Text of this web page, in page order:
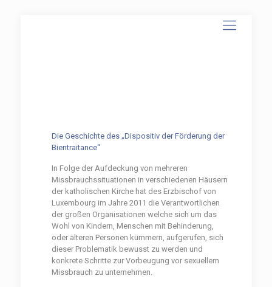
Die Geschichte des „Dispositiv der Förderung der
Bientraitance“
In Folge der Aufdeckung von mehreren
Missbrauchssituationen in verschiedenen Häusern
der katholischen Kirche hat des Erzbischof von
Luxembourg im Jahre 2011 die Verantwortlichen
der großen Organisationen welche sich um das
Wohl von Kindern, Menschen mit Behinderung,
oder älteren Personen kümmern, aufgerufen, sich
dieser Problematik bewusst zu werden und
konkrete Schritte zur Vorbeugung vor sexuellem
Missbrauch zu unternehmen.